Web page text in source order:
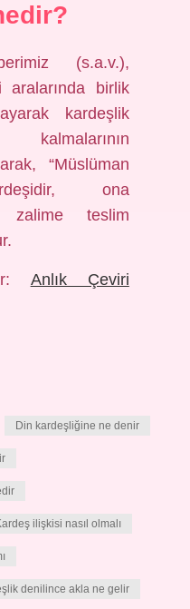
(s.a.v.),
aralarında birlik
kardeşlik
“Müslüman
ona
zalime teslim
Anlık Çeviri
Din kardeşliğine ne denir
ilişkisi nasıl olmalı
denilince akla ne gelir